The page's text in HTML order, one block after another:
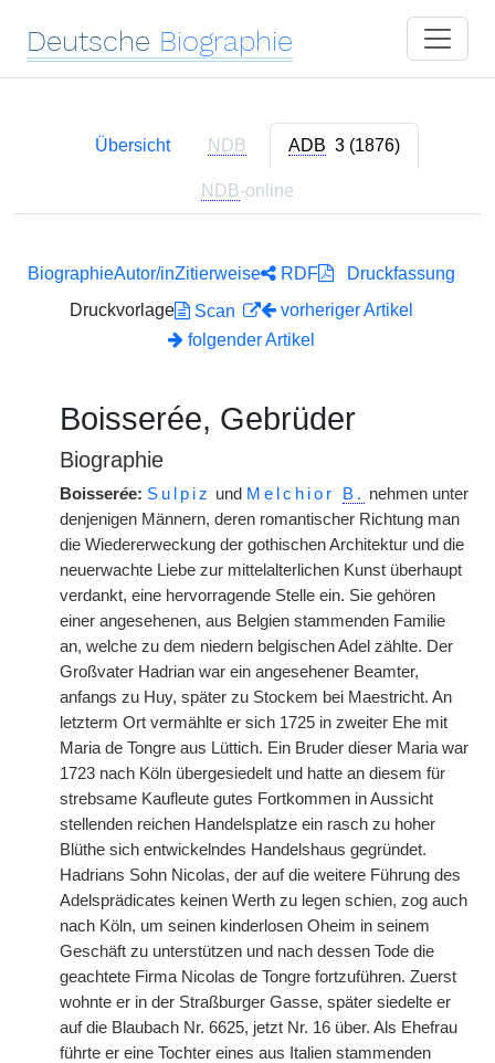
Deutsche Biographie
Übersicht NDB ADB 3 (1876)
NDB-online
BiographieAutor/inZitierweise RDF
Druckfassung
Druckvorlage
Scan
vorheriger Artikel
folgender Artikel
Boisserée, Gebrüder
Biographie
Boisserée: Sulpiz und Melchior B. nehmen unter
denjenigen Männern, deren romantischer Richtung man
die Wiedererweckung der gothischen Architektur und die
neuerwachte Liebe zur mittelalterlichen Kunst überhaupt
verdankt, eine hervorragende Stelle ein. Sie gehören
einer angesehenen, aus Belgien stammenden Familie
an, welche zu dem niedern belgischen Adel zählte. Der
Großvater Hadrian war ein angesehener Beamter,
anfangs zu Huy, später zu Stockem bei Maestricht. An
letzterm Ort vermählte er sich 1725 in zweiter Ehe mit
Maria de Tongre aus Lüttich. Ein Bruder dieser Maria war
1723 nach Köln übergesiedelt und hatte an diesem für
strebsame Kaufleute gutes Fortkommen in Aussicht
stellenden reichen Handelsplatze ein rasch zu hoher
Blüthe sich entwickelndes Handelshaus gegründet.
Hadrians Sohn Nicolas, der auf die weitere Führung des
Adelsprädicates keinen Werth zu legen schien, zog auch
nach Köln, um seinen kinderlosen Oheim in seinem
Geschäft zu unterstützen und nach dessen Tode die
geachtete Firma Nicolas de Tongre fortzuführen. Zuerst
wohnte er in der Straßburger Gasse, später siedelte er
auf die Blaubach Nr. 6625, jetzt Nr. 16 über. Als Ehefrau
führte er eine Tochter eines aus Italien stammenden